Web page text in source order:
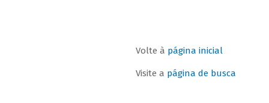
Volte à página inicial
Visite a página de busca